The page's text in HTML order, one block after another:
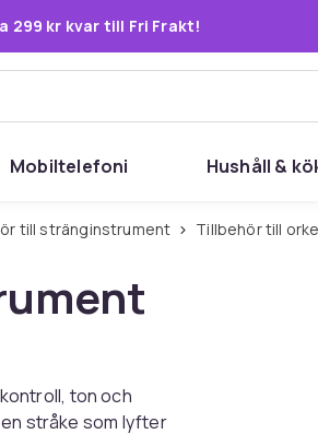
299 kr kvar till Fri Frakt!
Mobiltelefoni Hushåll &
till stränginstrument Tillbehör till
ton och
stråke som lyfter